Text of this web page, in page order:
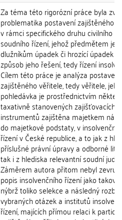
Za téma této rigorózní práce byla
problematika postavení zajištěného
v rámci specifického druhu civilního
soudního řízení, jehož předmětem je
dlužníkům úpadek či hrozící úpadek a
způsob jeho řešení, tedy řízení
Cílem této práce je analýza postavení
zajištěného věřitele, tedy věřitele,
pohledávka je prostřednictvím
taxativně stanovených zajišťovacích
instrumentů zajištěna majetkem
do majetkové podstaty, v
řízení v České republice, a to jak z
příslušné právní úpravy a odborné
tak i z hlediska relevantní soudní
Záměrem autora přitom nebyl
popis insolvenčního řízení jako
nýbrž toliko selekce a následný rozbor
vybraných otázek a institutů
řízení, majících přímou relaci k